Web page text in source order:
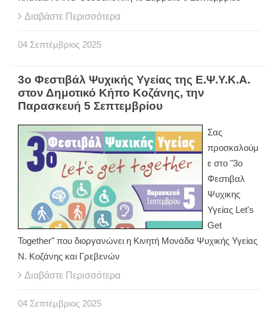
Διαβάστε Περισσότερα
04 Σεπτέμβριος 2025
3ο Φεστιβάλ Ψυχικής Υγείας της Ε.Ψ.Υ.Κ.Α.
στον Δημοτικό Κήπο Κοζάνης, την
Παρασκευή 5 Σεπτεμβρίου
Σας
προσκαλούμ
ε στο "3ο
Φεστιβαλ
Ψυχικης
Υγείας Let's
Get
Together" που διοργανώνει η Κινητή Μονάδα Ψυχικής Υγείας
Ν. Κοζάνης και Γρεβενών
Διαβάστε Περισσότερα
04 Σεπτέμβριος 2025